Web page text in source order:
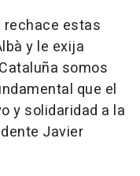
rechace estas
y le exija
somos
que el
y solidaridad a la
Javier